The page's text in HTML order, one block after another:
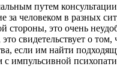
путем
за человеком в разных
это очень
свидетельствует о
если им найти
импульсивной